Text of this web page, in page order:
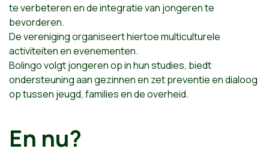
te verbeteren en de integratie van jongeren te
bevorderen.
De vereniging organiseert hiertoe multiculturele
activiteiten en evenementen.
Bolingo volgt jongeren op in hun studies, biedt
ondersteuning aan gezinnen en zet preventie en dialoog
op tussen jeugd, families en de overheid.
En nu?